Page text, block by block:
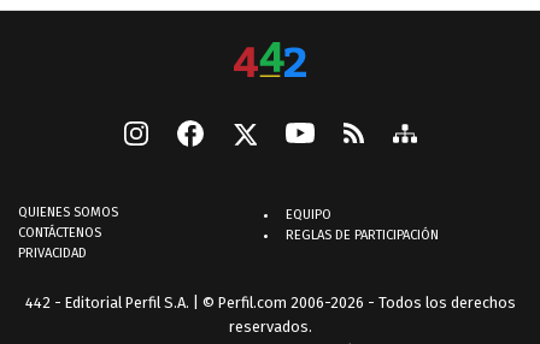
QUIENES SOMOS
CONTÁCTENOS
PRIVACIDAD
EQUIPO
REGLAS DE PARTICIPACIÓN
442 - Editorial Perfil S.A. | © Perfil.com 2006-2026 - Todos los derechos
reservados.